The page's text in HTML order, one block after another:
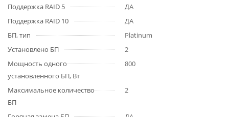
Поддержка RAID 5
ДА
Поддержка RAID 10
ДА
БП, тип
Platinum
Установлено БП
2
Мощность одного
установленного БП, Вт
800
Максимальное количество
БП
2